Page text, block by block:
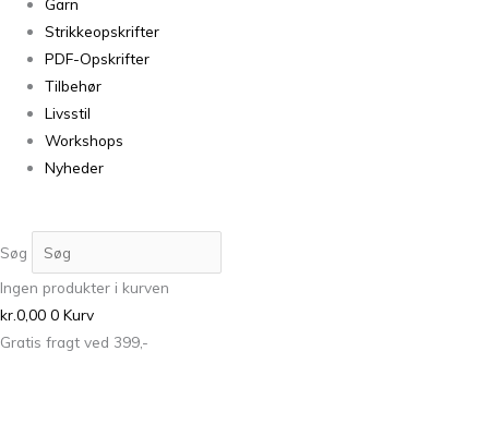
Garn
Strikkeopskrifter
PDF-Opskrifter
Tilbehør
Livsstil
Workshops
Nyheder
Søg
Ingen produkter i kurven
kr.0,00 0 Kurv
Gratis fragt ved 399,-